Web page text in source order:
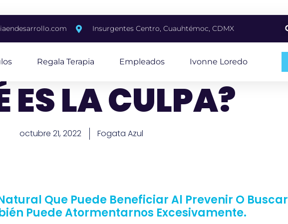
Insurgentes Centro, Cuauhtémoc, CDMX
Regala Terapia Empleados Ivonne Loredo
ES LA CULPA?
octubre 21, 2022 Fogata Azul
Que Puede Beneficiar Al Prevenir O Buscar
Puede Atormentarnos Excesivamente.